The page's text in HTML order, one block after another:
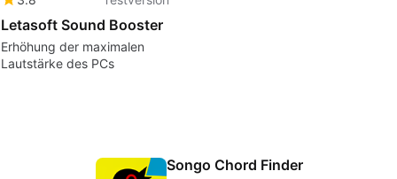
Letasoft Sound Booster
Erhöhung der maximalen
Lautstärke des PCs
Songo Chord Finder